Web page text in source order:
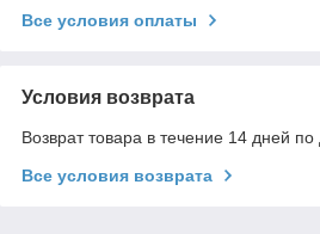
Все условия оплаты
Условия возврата
Возврат товара в течение 14 дней по
Все условия возврата